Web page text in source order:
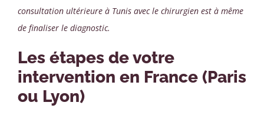
consultation ultérieure à Tunis avec le chirurgien est à même
de finaliser le diagnostic.
Les étapes de votre
intervention en France (Paris
ou Lyon)